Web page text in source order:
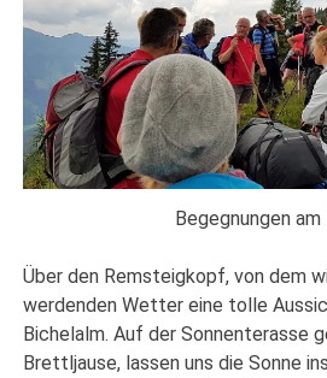
Begegnungen am
Über den Remsteigkopf, von dem
werdenden Wetter eine tolle
Bichelalm. Auf der Sonnenterasse
Brettljause, lassen uns die Sonne